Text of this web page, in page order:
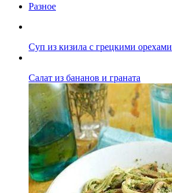
Разное
Суп из кизила с грецкими орехами
Салат из бананов и граната